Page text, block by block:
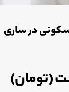
در ساری
(تومان)